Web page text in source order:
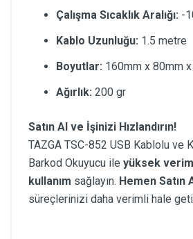
Çalışma Sıcaklık Aralığı: -
Kablo Uzunluğu: 1.5 metre
Boyutlar: 160mm x 80mm
Ağırlık: 200 gr
Satın Al ve İşinizi Hızlandırın!
TAZGA TSC-852 USB Kablolu ve
Barkod Okuyucu ile yüksek
kullanım sağlayın. Hemen Satın
süreçlerinizi daha verimli hale